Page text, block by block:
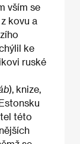
vším se
kovu a
ke
ruské
), knize,
této